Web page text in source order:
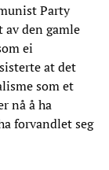
Party
av den gamle
ei
at det
som et
nå å ha
forvandlet seg